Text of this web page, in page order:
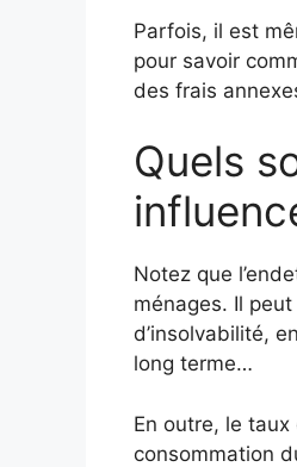
Parfois, il est
pour savoir
des frais
Quels
Notez que
ménages. Il
d’insolvabilité,
long terme…
En outre, le
consommation